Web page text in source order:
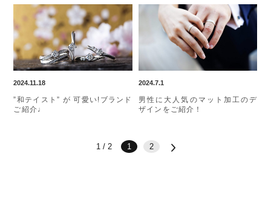
2024.11.18
”和テイスト” が 可愛い!ブランド
ご紹介♩
2024.7.1
男性に大人気のマット加工のデ
ザインをご紹介！
1 / 2 1 2